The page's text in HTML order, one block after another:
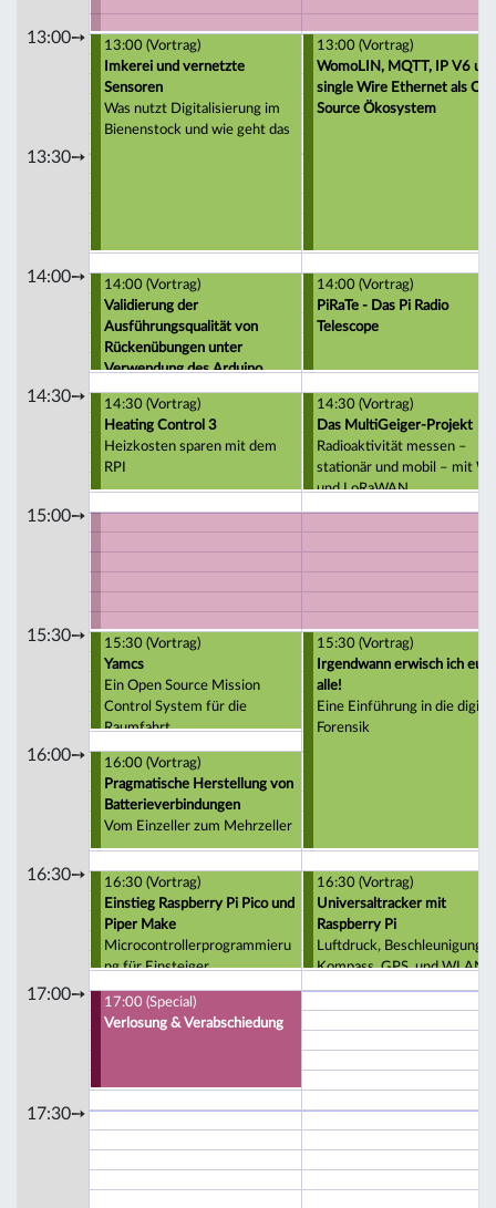
13:00➙
13:30➙
14:00➙
14:30➙
15:00➙
15:30➙
16:00➙
16:30➙
17:00➙
17:30➙
13:00 (Vortrag)
Imkerei und vernetzte
Sensoren
Was nutzt Digitalisierung im
Bienenstock und wie geht das
13:00 (Vortrag)
WomoLIN, MQTT, IP V6 und
single Wire Ethernet als
Source Ökosystem
14:00 (Vortrag)
Validierung der
Ausführungsqualität von
Rückenübungen unter
Verwendung des Arduino
14:00 (Vortrag)
PiRaTe - Das Pi Radio
Telescope
14:30 (Vortrag)
Heating Control 3
Heizkosten sparen mit dem
RPI
14:30 (Vortrag)
Das MultiGeiger-Projekt
Radioaktivität messen –
stationär und mobil – mit
und LoRaWAN
15:30 (Vortrag)
Yamcs
Ein Open Source Mission
Control System für die
Raumfahrt
15:30 (Vortrag)
Irgendwann erwisch ich euch
alle!
Eine Einführung in die
Forensik
16:00 (Vortrag)
Pragmatische Herstellung von
Batterieverbindungen
Vom Einzeller zum Mehrzeller
16:30 (Vortrag)
Einstieg Raspberry Pi Pico und
Piper Make
Microcontrollerprogrammieru
ng für Einsteiger
16:30 (Vortrag)
Universaltracker mit
Raspberry Pi
Luftdruck, Beschleunigung,
Kompass, GPS, und WLAN-
Kennungen
17:00 (Special)
Verlosung & Verabschiedung